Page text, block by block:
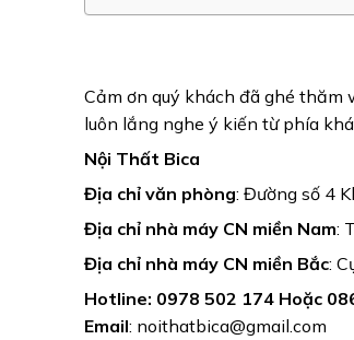
Cảm ơn quý khách đã ghé thăm
luôn lắng nghe ý kiến từ phía
Nội Thất Bica
Địa chỉ văn phòng: Đường số 4
Địa chỉ nhà máy CN miền Nam:
Địa chỉ nhà máy CN miền Bắc:
Hotline: 0978 502 174 Hoặc
Email: noithatbica@gmail.com